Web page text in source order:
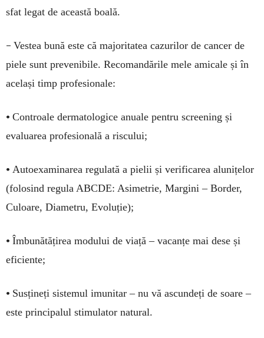
sfat legat de această boală.
– Vestea bună este că majoritatea cazurilor de cancer de
piele sunt prevenibile. Recomandările mele amicale și în
același timp profesionale:
• Controale dermatologice anuale pentru screening și
evaluarea profesională a riscului;
• Autoexaminarea regulată a pielii și verificarea alunițelor
(folosind regula ABCDE: Asimetrie, Margini – Border,
Culoare, Diametru, Evoluție);
• Îmbunătățirea modului de viață – vacanțe mai dese și
eficiente;
• Susțineți sistemul imunitar – nu vă ascundeți de soare –
este principalul stimulator natural.